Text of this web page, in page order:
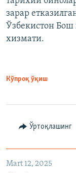
зарар
Ўзбекистон Бош
хизмати.
Кўпроқ ўқиш
Ўртоқлашинг
Mart 12, 2025